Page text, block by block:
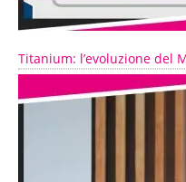
Titanium: l’evoluzione del